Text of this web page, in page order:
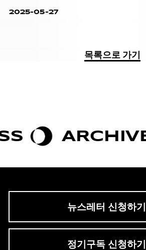
2025-05-27
목록으로 가기
CHIC
뉴스레터 신청하기
정기구독 신청하기